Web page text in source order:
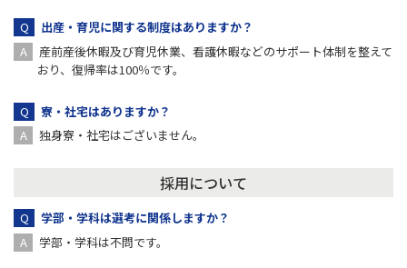
出産・育児に関する制度はありますか？
産前産後休暇及び育児休業、看護休暇などのサポート体制を整えて
おり、復帰率は100％です。
寮・社宅はありますか？
独身寮・社宅はございません。
採用について
学部・学科は選考に関係しますか？
学部・学科は不問です。